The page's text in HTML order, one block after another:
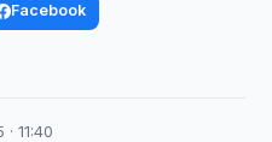
Facebook
· 11:40